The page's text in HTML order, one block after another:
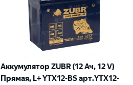
Аккумулятор ZUBR (12 Ач, 12 V)
Прямая, L+ YTX12-BS арт.YTX12-